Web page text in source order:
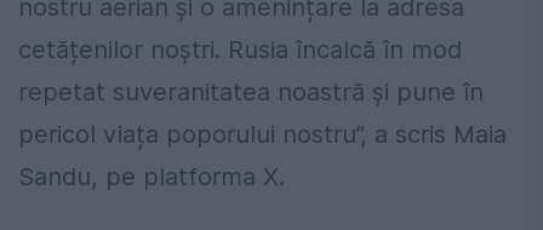
nostru aerian și o amenințare la adresa
cetățenilor noștri. Rusia încalcă în mod
repetat suveranitatea noastră și pune în
pericol viața poporului nostru”, a scris Maia
Sandu, pe platforma X.